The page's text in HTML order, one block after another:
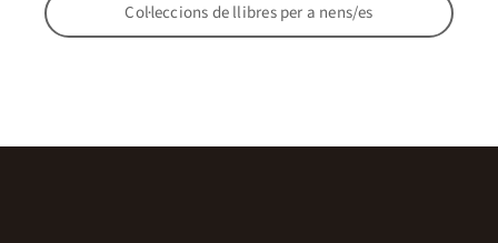
Col·leccions de llibres per a nens/es